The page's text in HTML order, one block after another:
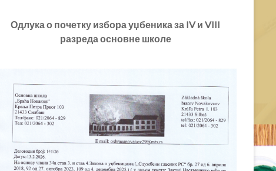
Одлука о почетку избора уџбеника за IV и VIII
разреда основне школе